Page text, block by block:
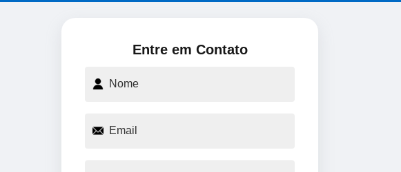
Entre em Contato